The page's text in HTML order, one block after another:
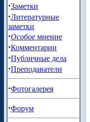
·Заметки
·Литературные
заметки
·Особое мнение
·Комментарии
·Публичные дела
·Преподаватели
·Фотогалерея
·Форум